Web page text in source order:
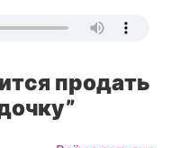
продать